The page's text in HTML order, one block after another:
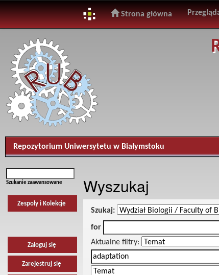
navigation
Strona główna
Repozytorium Uniwersytetu w Białymstoku
Szukanie zaawansowane
Zespoły i Kolekcje
Zaloguj się
Zarejestruj się
Wyszukaj
Szukaj:
for
Aktualne filtry: